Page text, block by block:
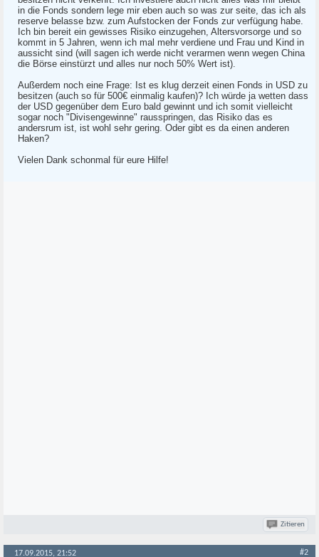
in die Fonds sondern lege mir eben auch so was zur seite, das ich als
reserve belasse bzw. zum Aufstocken der Fonds zur verfügung habe.
Ich bin bereit ein gewisses Risiko einzugehen, Altersvorsorge und so
kommt in 5 Jahren, wenn ich mal mehr verdiene und Frau und Kind in
aussicht sind (will sagen ich werde nicht verarmen wenn wegen China
die Börse einstürzt und alles nur noch 50% Wert ist).
Außerdem noch eine Frage: Ist es klug derzeit einen Fonds in USD zu
besitzen (auch so für 500€ einmalig kaufen)? Ich würde ja wetten dass
der USD gegenüber dem Euro bald gewinnt und ich somit vielleicht
sogar noch "Divisengewinne" rausspringen, das Risiko das es
andersrum ist, ist wohl sehr gering. Oder gibt es da einen anderen
Haken?
Vielen Dank schonmal für eure Hilfe!
Zitieren
17.09.2015, 21:52 #2